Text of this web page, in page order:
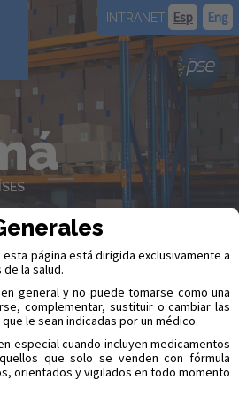
INTRANET Esp Eng
Maquilas
página está dirigida exclusivamente a
la salud.
general y no puede tomarse como una
complementar, sustituir o cambiar las
le sean indicadas por un médico.
especial cuando incluyen medicamentos
que solo se venden con fórmula
orientados y vigilados en todo momento